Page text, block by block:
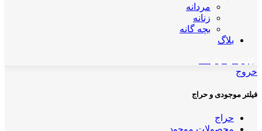
مردانه
زنانه
بچه گانه
بلاگ
خروج
فیلتر موجودی و حراج
حراج